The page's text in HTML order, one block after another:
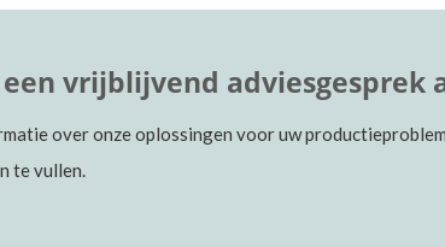
vrijblijvend adviesgesprek
over onze oplossingen voor uw
te vullen.